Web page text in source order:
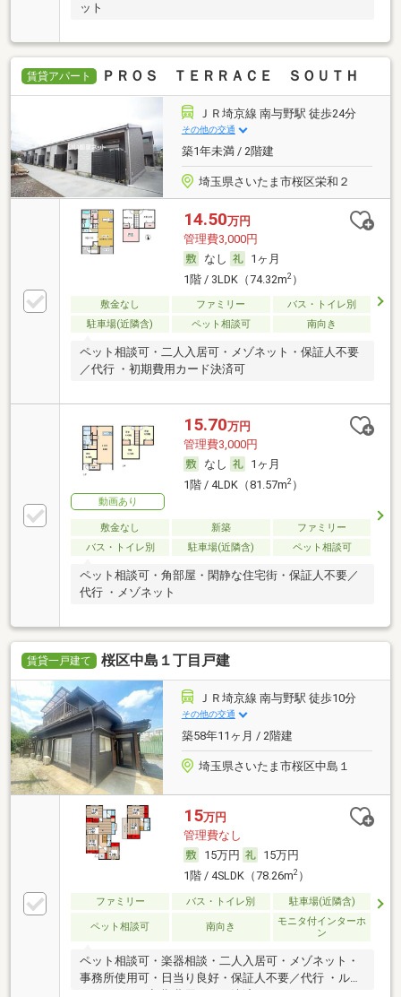
ット
賃貸アパート ＰＲＯＳ ＴＥＲＲＡＣＥ ＳＯＵＴＨ
ＪＲ埼京線 南与野駅 徒歩24分
その他の交通
築1年未満 / 2階建
埼玉県さいたま市桜区栄和２
14.50万円
管理費3,000円
なし
1ヶ月
1階 / 3LDK（74.32m2）
敷金なし ファミリー
バス・トイレ別
駐車場(近隣含)
ペット相談可 南向き
ペット相談可・二人入居可・メゾネット・保証人不要
／代行 ・初期費用カード決済可
動画あり
15.70万円
管理費3,000円
なし
1ヶ月
1階 / 4LDK（81.57m2）
敷金なし 新築
ファミリー
バス・トイレ別
駐車場(近隣含) ペット相談可
ペット相談可・角部屋・閑静な住宅街・保証人不要／
代行 ・メゾネット
賃貸一戸建て 桜区中島１丁目戸建
ＪＲ埼京線 南与野駅 徒歩10分
その他の交通
築58年11ヶ月 / 2階建
埼玉県さいたま市桜区中島１
15万円
管理費なし
15万円
15万円
1階 / 4SLDK（78.26m2）
ファミリー バス・トイレ別 駐車場(近隣含)
ペット相談可 南向き
モニタ付インターホ
ン
ペット相談可・楽器相談・二人入居可・メゾネット・
事務所使用可・日当り良好・保証人不要／代行 ・ルー